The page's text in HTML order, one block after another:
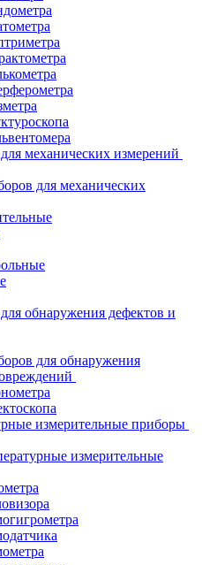
механических измерений
для механических
обнаружения дефектов и
для обнаружения
измерительные приборы
измерительные